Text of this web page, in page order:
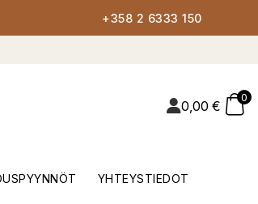
+358 2 6333 150
0,00 €
0
YHTEYSTIEDOT